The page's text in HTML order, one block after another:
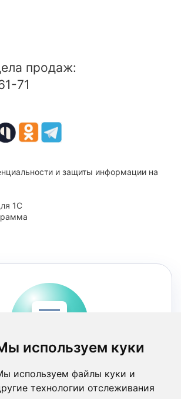
используем куки
используем файлы куки и
технологии отслеживания
продаж:
71
и защиты информации на
1С
Личный кабинет